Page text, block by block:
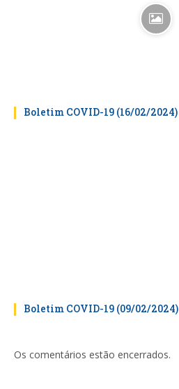
Boletim COVID-19 (16/02/2024)
Boletim COVID-19 (09/02/2024)
Os comentários estão encerrados.